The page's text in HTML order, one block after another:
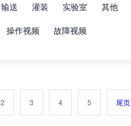
输送 灌装 实验室
其他
操作视频 故障视频
2 3 4 5 尾页